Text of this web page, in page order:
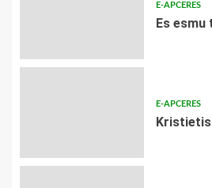
E-APCERES
Es esmu
E-APCERES